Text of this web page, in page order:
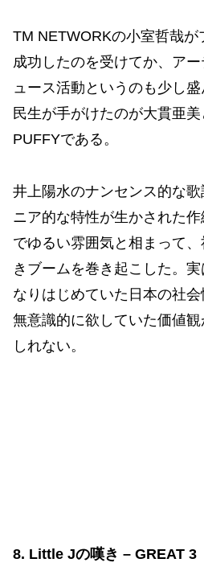
TM NETWORKの小室哲哉が
成功したのを受けてか、ア
ュース活動というのも少し
民生が手がけたのが大貫亜美
PUFFYである。
井上陽水のナンセンス的な
ニア的な特性が生かされた
でゆるい雰囲気と相まって
きブームを巻き起こした。
なりはじめていた日本の社
無意識的に欲していた価値
しれない。
8. Little Jの嘆き – GREAT 3